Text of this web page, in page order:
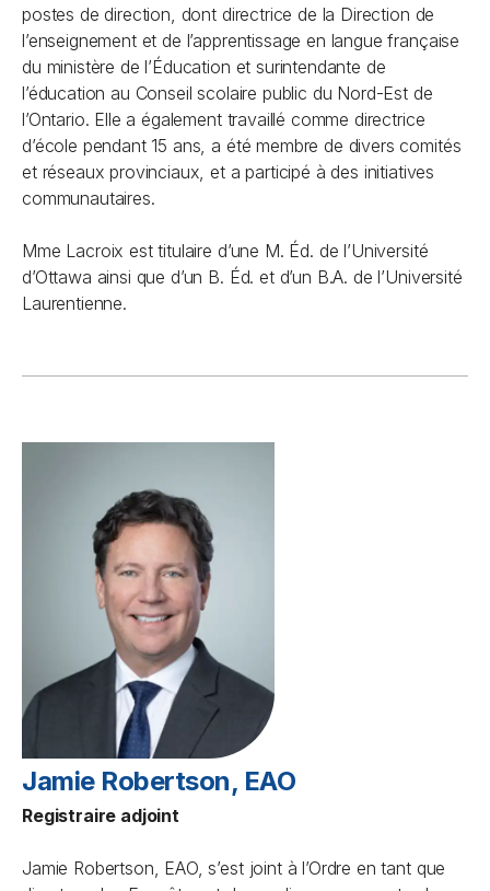
postes de direction, dont directrice de la Direction de
l’enseignement et de l’apprentissage en langue française
du ministère de l’Éducation et surintendante de
l’éducation au Conseil scolaire public du Nord-Est de
l’Ontario. Elle a également travaillé comme directrice
d’école pendant 15 ans, a été membre de divers comités
et réseaux provinciaux, et a participé à des initiatives
communautaires.
Mme Lacroix est titulaire d’une M. Éd. de l’Université
d’Ottawa ainsi que d’un B. Éd. et d’un B.A. de l’Université
Laurentienne.
Jamie Robertson, EAO
Registraire adjoint
Jamie Robertson, EAO, s’est joint à l’Ordre en tant que